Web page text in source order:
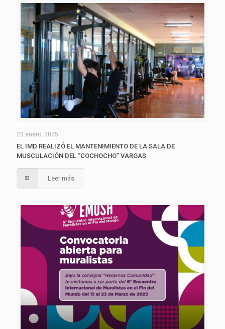
23 enero, 2025
EL IMD REALIZÓ EL MANTENIMIENTO DE LA SALA DE
MUSCULACIÓN DEL “COCHOCHO” VARGAS
Leer más